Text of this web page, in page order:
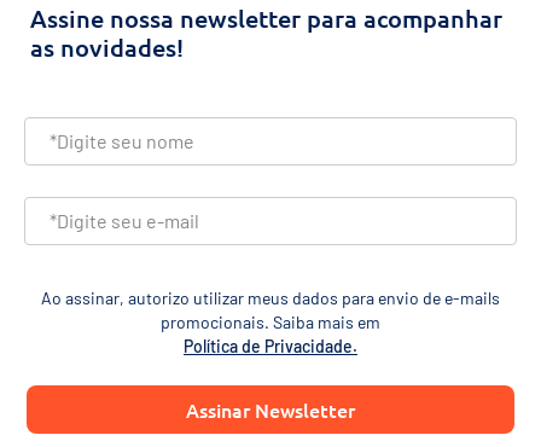
Assine nossa newsletter para acompanhar
as novidades!
Ao assinar, autorizo utilizar meus dados para envio de e-mails
promocionais. Saiba mais em
Política de Privacidade.
Assinar Newsletter